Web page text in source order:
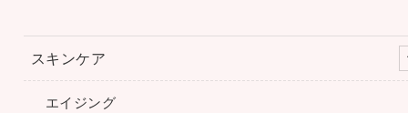
スキンケア
エイジング